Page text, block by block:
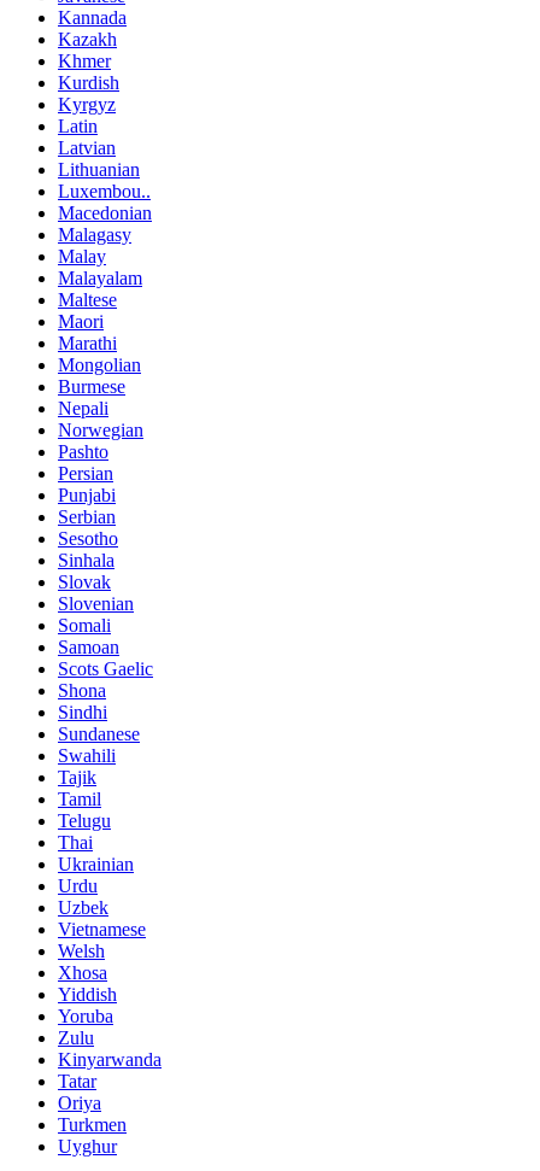
Kannada
Kazakh
Khmer
Kurdish
Kyrgyz
Latin
Latvian
Lithuanian
Luxembou..
Macedonian
Malagasy
Malay
Malayalam
Maltese
Maori
Marathi
Mongolian
Burmese
Nepali
Norwegian
Pashto
Persian
Punjabi
Serbian
Sesotho
Sinhala
Slovak
Slovenian
Somali
Samoan
Scots Gaelic
Shona
Sindhi
Sundanese
Swahili
Tajik
Tamil
Telugu
Thai
Ukrainian
Urdu
Uzbek
Vietnamese
Welsh
Xhosa
Yiddish
Yoruba
Zulu
Kinyarwanda
Tatar
Oriya
Turkmen
Uyghur